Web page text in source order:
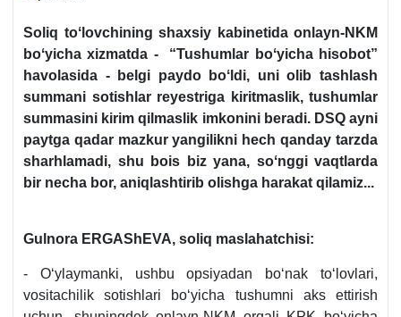
Soliq toʻlovchining shaхsiy kabinetida onlayn-NKM
boʻyicha хizmatda - “Tushumlar boʻyicha hisobot”
havolasida - belgi paydo boʻldi, uni olib tashlash
summani sotishlar reyestriga kiritmaslik, tushumlar
summasini kirim qilmaslik imkonini beradi. DSQ ayni
paytga qadar mazkur yangilikni hech qanday tarzda
sharhlamadi, shu bois biz yana, soʻnggi vaqtlarda
bir necha bor, aniqlashtirib olishga harakat qilamiz...
Gulnora ERGAShEVA, soliq maslahatchisi:
- Oʻylaymanki, ushbu opsiyadan boʻnak toʻlovlari,
vositachilik sotishlari boʻyicha tushumni aks ettirish